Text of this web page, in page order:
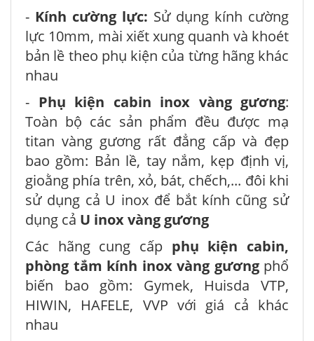
- Kính cường lực: Sử dụng kính cường
lực 10mm, mài xiết xung quanh và khoét
bản lề theo phụ kiện của từng hãng khác
nhau
- Phụ kiện cabin inox vàng gương:
Toàn bộ các sản phẩm đều được mạ
titan vàng gương rất đẳng cấp và đẹp
bao gồm: Bản lề, tay nắm, kẹp định vị,
gioằng phía trên, xỏ, bát, chếch,... đôi khi
sử dụng cả U inox để bắt kính cũng sử
dụng cả U inox vàng gương
Các hãng cung cấp phụ kiện cabin,
phòng tắm kính inox vàng gươngphổ
biến bao gồm: Gymek, Huisda VTP,
HIWIN, HAFELE, VVP với giá cả khác
nhau